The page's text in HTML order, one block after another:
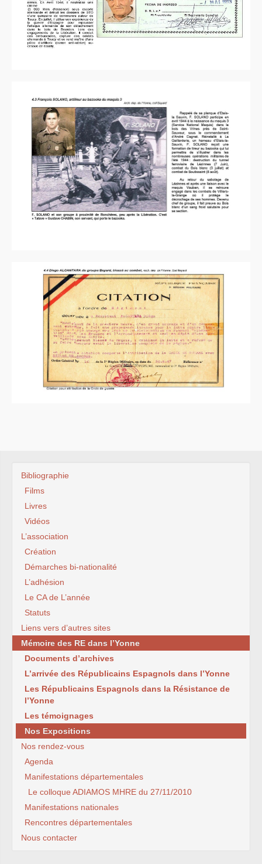
Bibliographie
Films
Livres
Vidéos
L’association
Création
Démarches bi-nationalité
L’adhésion
Le CA de L’année
Statuts
Liens vers d’autres sites
Mémoire des RE dans l’Yonne
Documents d’archives
L’arrivée des Républicains Espagnols dans l’Yonne
Les Républicains Espagnols dans la Résistance de
l’Yonne
Les témoignages
Nos Expositions
Nos rendez-vous
Agenda
Manifestations départementales
Le colloque ADIAMOS MHRE du 27/11/2010
Manifestations nationales
Rencontres départementales
Nous contacter